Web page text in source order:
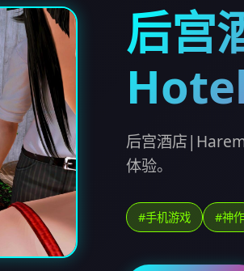
后宫
后宫酒店
体验。
#手机游戏 #神作